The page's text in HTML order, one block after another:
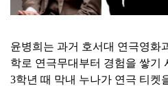
윤병희는 과거 호서대 연극영화
학로 연극무대부터 경험을 쌓기
3학년 때 막내 누나가 연극 티켓